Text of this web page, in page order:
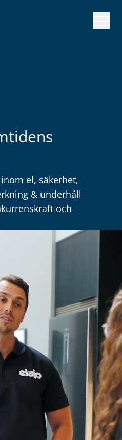
el, säkerhet,
& underhåll
och
växa med
erfarenhet hanterar vi
underhåll och
behov.